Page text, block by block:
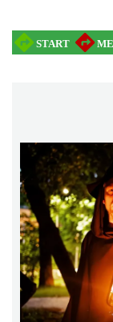
Spektakl
0.25 km
„Daniec
Cieszyn